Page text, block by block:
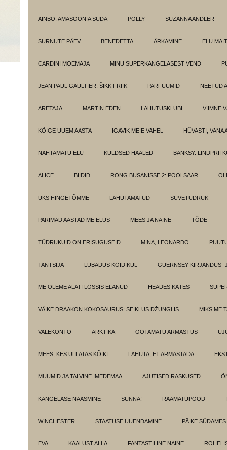
AINBO. AMASOONIA SÜDA POLLY SUZANNA ANDLER
SURNUTE PÄEV BENEDETTA ÄRKAMINE ELU
CARDINI MOEMAJA MINU SUPERKANGELASEST VEND
JEAN PAUL GAULTIER: ŠIKK FRIIK PARFÜÜMID NEETUD
ARETAJA MARTIN EDEN LAHUTUSKLUBI VIIMNE
KÕIGE UUEM AASTA IGAVIK MEIE VAHEL HÜVASTI, VANA
NÄHTAMATU ELU KULDSED HÄÄLED BANKSY. LINDPRII
ALICE BIIDID RONG BUSANISSE 2: POOLSAAR
ÜKS HINGETÕMME LAHUTAMATUD SUVETÜDRUK
PARIMAD AASTAD ME ELUS MEES JA NAINE TÕDE
TÜDRUKUID ON ERISUGUSEID MINA, LEONARDO
TANTSIJA LUBADUS KOIDIKUL GUERNSEY KIRJANDUS-
ME OLEME ALATI LOSSIS ELANUD HEADES KÄTES
VÄIKE DRAAKON KOKOSAURUS: SEIKLUS DŽUNGLIS MIKS ME
VALEKONTO ARKTIKA OOTAMATU ARMASTUS
MEES, KES ÜLLATAS KÕIKI LAHUTA, ET ARMASTADA
MUUMID JA TALVINE IMEDEMAA AJUTISED RASKUSED
KANGELASE NAASMINE SÜNNA! RAAMATUPOOD
WINCHESTER STAATUSE UUENDAMINE PÄIKE SÜDAMES
EVA KAALUST ALLA FANTASTILINE NAINE